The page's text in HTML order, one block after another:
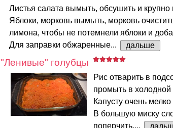
Листья салата вымыть, обсушить и крупно
Яблоки, морковь вымыть, морковь
лимона, чтобы не потемнели яблоки и
Для заправки обжаренные...
дальше
"Ленивые" голубцы
Рис отварить в
промыть в холодной
Капусту очень
В большую миску
поперчить....